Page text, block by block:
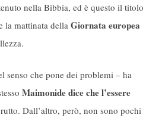
nella Bibbia, ed è questo il titolo
la mattinata della Giornata europea
senso che pone dei problemi – ha
Maimonide dice che l’essere
Dall’altro, però, non sono pochi